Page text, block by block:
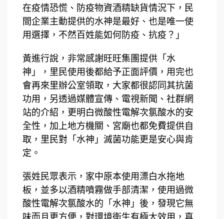
在疫情恐慌、防疫物資酒精缺貨情況下，民
間企業主動提供的水神是最好、也是唯一使
用選擇，不然百姓能如何防疫、抗疫？」
黃進行說，非常感謝旺旺集團提供「水
神」，里民使用後都給予正面評價，用完也
會再來里辦公室領取，大家都很認同其抗菌
功用，另透過媒體宣傳、電視新聞、社群網
站的介紹，更明白微酸性電解次氯酸水的安
全性，加上地方機關、宮廟也都免費提供自
取，里民對「水神」滅菌功能更是安心與肯
定。
張姓民眾表示，家中原本使用漂白水拖地
板，並多以酒精噴霧做手部清潔，使用過微
酸性電解次氯酸水的「水神」後，發現它無
味而且更方便，對環境衛生有極大效用，真